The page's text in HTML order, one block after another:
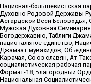
Национал-большевистская
Духовно Родовой Державы
Асгардской Веси Беловодья,
Мужская Духовная
Богодержавию, Таблиги
национальное единство,
Джамаат мувахидов,
Карачая, Союз славян, Ат-
социалистическая рабочая
Формат-18, Благородный
Национальная